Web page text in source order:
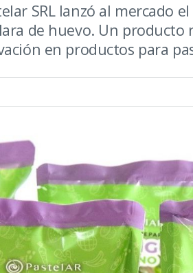
SRL lanzó al mercado
de huevo. Un producto
en productos para